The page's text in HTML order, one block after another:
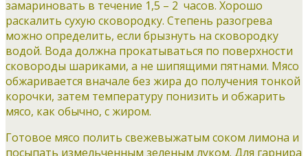
замариновать в течение 1,5 – 2 часов. Хорошо
раскалить сухую сковородку. Степень разогрева
можно определить, если брызнуть на сковородку
водой. Вода должна прокатываться по поверхности
сковороды шариками, а не шипящими пятнами. Мясо
обжаривается вначале без жира до получения тонкой
корочки, затем температуру понизить и обжарить
мясо, как обычно, с жиром.
Готовое мясо полить свежевыжатым соком лимона и
посыпать измельченным зеленым луком. Для гарнира